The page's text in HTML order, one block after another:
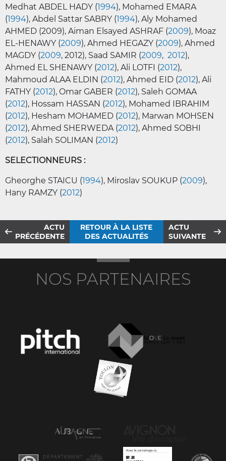
Medhat ABDEL HADY (1994), Mohamed EMARA
(1994), Abdel Sattar SABRY (1994), Aly Mohamed
AHMED (2009), Aiman Elsayed ASHRAF (2009), Moaz
EL-HENAWY (2009), Ahmed HEGAZY (2009), Ahmed
MAGDY (2009, 2012), Saad SAMIR (2009, 2012),
Ahmed EL SHENAWY (2012), Ali LOTFI (2012),
Mahmoud ALAA ELDIN (2012), Ahmed EID (2012), Ali
FATHY (2012), Omar GABER (2012), Saleh GOMAA
(2012), Hossam HASSAN (2012), Mohamed IBRAHIM
(2012), Hesham MOHAMED (2012), Marwan MOHSEN
(2012), Ahmed SHERWEDA (2012), Ahmed SOBHI
(2012), Salah SOLIMAN (2012)
SELECTIONNEURS :
Gheorghe STAICU (1994), Miroslav SOUKUP (2009),
Hany RAMZY (2012)
ACTU
PRÉCÉDENTE
RETOUR À LA LISTE
DES ACTUALITÉS
ACTU
SUIVANTE
NOS PARTENAIRES